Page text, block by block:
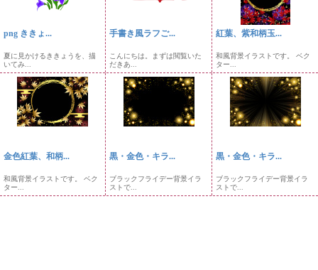
png ききょ...
夏に見かけるききょうを、描
いてみ...
手書き風ラフご...
こんにちは。まずは閲覧いた
だきあ...
紅葉、紫和柄玉...
和風背景イラストです。 ベク
ター...
金色紅葉、和柄...
和風背景イラストです。 ベク
ター...
黒・金色・キラ...
ブラックフライデー背景イラ
ストで...
黒・金色・キラ...
ブラックフライデー背景イラ
ストで...